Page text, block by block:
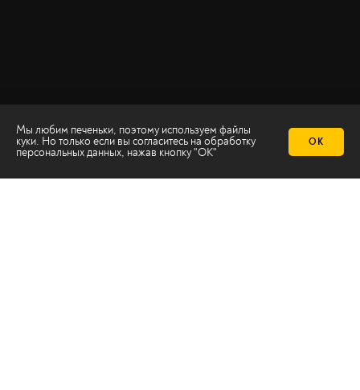
Мы любим печеньки, поэтому используем файлы
куки. Но только если вы согласитесь на обработку
персональных данных, нажав кнопку "ОК"
ОК